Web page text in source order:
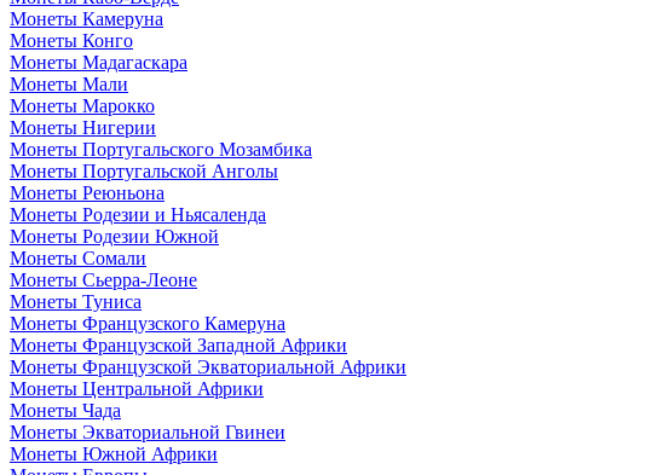
Монеты Камеруна
Монеты Конго
Монеты Мадагаскара
Монеты Мали
Монеты Марокко
Монеты Нигерии
Монеты Португальского Мозамбика
Монеты Португальской Анголы
Монеты Реюньона
Монеты Родезии и Ньясаленда
Монеты Родезии Южной
Монеты Сомали
Монеты Сьерра-Леоне
Монеты Туниса
Монеты Французского Камеруна
Монеты Французской Западной Африки
Монеты Французской Экваториальной Африки
Монеты Центральной Африки
Монеты Чада
Монеты Экваториальной Гвинеи
Монеты Южной Африки